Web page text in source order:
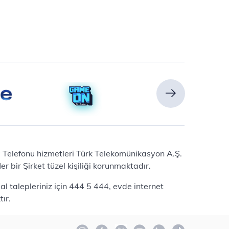
hizmetleri Türk Telekomünikasyon A.Ş.
bir Şirket tüzel kişiliği korunmaktadır.
talepleriniz için 444 5 444, evde internet